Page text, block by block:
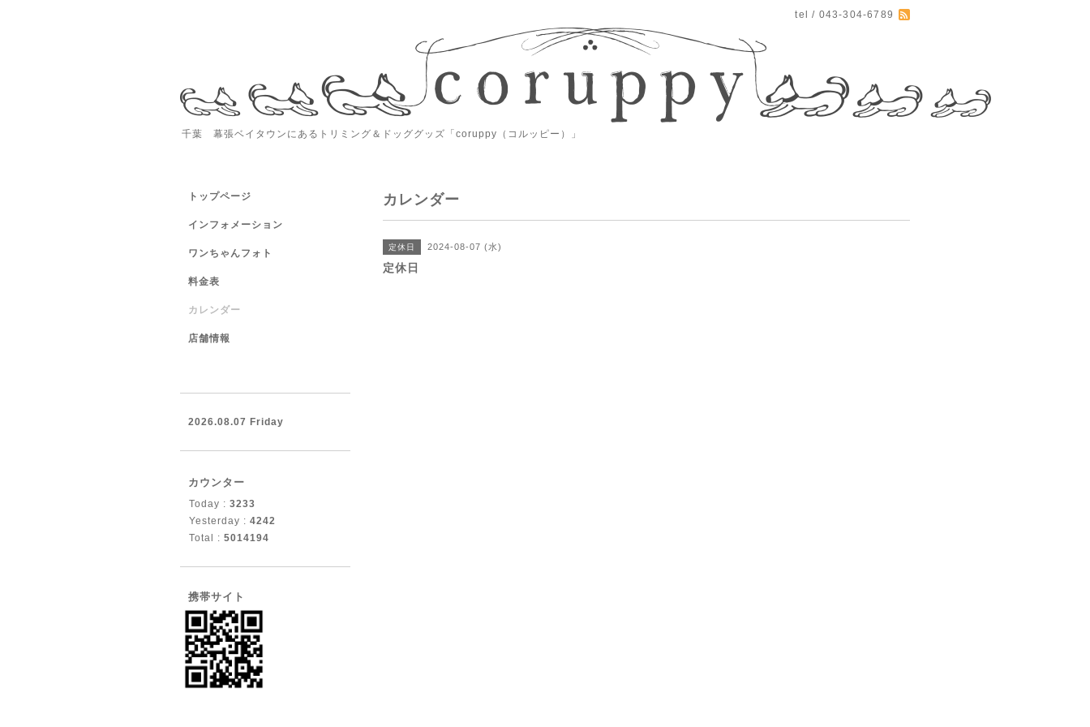
tel / 043-304-6789
千葉 幕張ベイタウンにあるトリミング＆ドッググッズ「coruppy（コルッピー）」
カレンダー
定休日 2024-08-07 (水)
定休日
トップページ
インフォメーション
ワンちゃんフォト
料金表
カレンダー
店舗情報
2026.08.07 Friday
カウンター
Today : 3233
Yesterday : 4242
Total : 5014194
携帯サイト